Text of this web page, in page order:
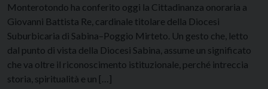
Monterotondo ha conferito oggi la Cittadinanza onoraria a
Giovanni Battista Re, cardinale titolare della Diocesi
Suburbicaria di Sabina–Poggio Mirteto. Un gesto che, letto
dal punto di vista della Diocesi Sabina, assume un significato
che va oltre il riconoscimento istituzionale, perché intreccia
storia, spiritualità e un […]